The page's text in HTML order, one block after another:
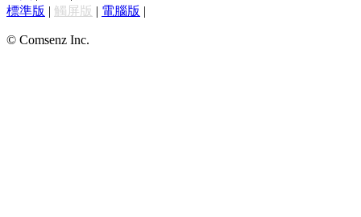
標準版 | 觸屏版 | 電腦版 |
© Comsenz Inc.